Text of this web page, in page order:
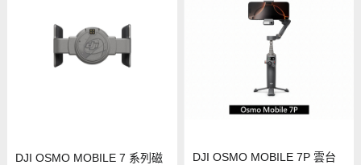
DJI OSMO MOBILE 7 系列磁
DJI OSMO MOBILE 7P 雲台